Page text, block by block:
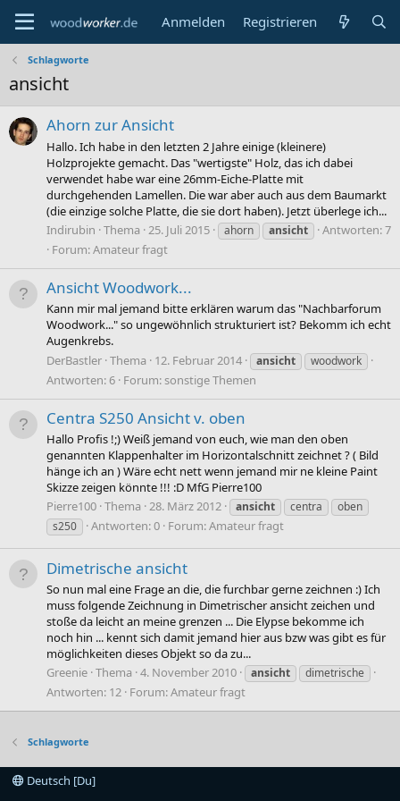
Anmelden Registrieren
Schlagworte
ansicht
Ahorn zur Ansicht
Hallo. Ich habe in den letzten 2 Jahre einige (kleinere)
Holzprojekte gemacht. Das "wertigste" Holz, das ich dabei
verwendet habe war eine 26mm-Eiche-Platte mit
durchgehenden Lamellen. Die war aber auch aus dem Baumarkt
(die einzige solche Platte, die sie dort haben). Jetzt überlege ich...
Indirubin Thema 25. Juli 2015 ahorn ansicht
Antworten: 7
Forum:Amateur fragt
Ansicht Woodwork...
Kann mir mal jemand bitte erklären warum das "Nachbarforum
Woodwork..." so ungewöhnlich strukturiert ist? Bekomm ich echt
Augenkrebs.
DerBastler Thema 12. Februar 2014 ansicht woodwork
Antworten: 6 Forum:sonstige Themen
Centra S250 Ansicht v. oben
Hallo Profis !;) Weiß jemand von euch, wie man den oben
genannten Klappenhalter im Horizontalschnitt zeichnet ? ( Bild
hänge ich an ) Wäre echt nett wenn jemand mir ne kleine Paint
Skizze zeigen könnte !!! :D MfG Pierre100
Pierre100 Thema 28. März 2012 ansicht centra
oben
s250
Antworten: 0 Forum:Amateur fragt
Dimetrische ansicht
So nun mal eine Frage an die, die furchbar gerne zeichnen :) Ich
muss folgende Zeichnung in Dimetrischer ansicht zeichen und
stoße da leicht an meine grenzen ... Die Elypse bekomme ich
noch hin ... kennt sich damit jemand hier aus bzw was gibt es für
möglichkeiten dieses Objekt so da zu...
Greenie Thema 4. November 2010 ansicht dimetrische
Antworten: 12 Forum:Amateur fragt
Schlagworte
Deutsch [Du]